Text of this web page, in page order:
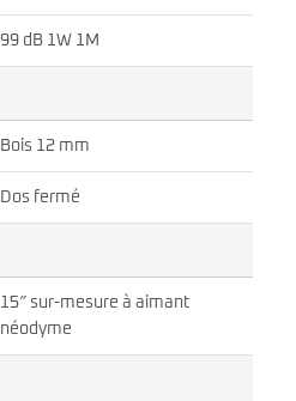
99 dB 1W 1M
Bois 12 mm
Dos fermé
15″ sur-mesure à aimant
néodyme